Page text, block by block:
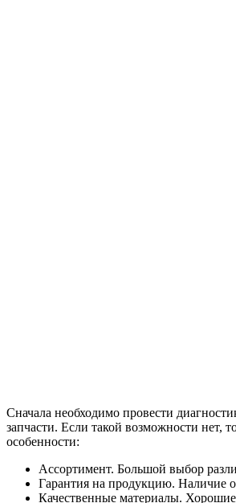
Сначала необходимо провести
запчасти. Если такой возможности нет,
особенности:
Ассортимент. Большой выбор
Гарантия на продукцию. Наличие
Качественные материалы.